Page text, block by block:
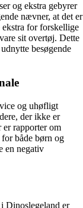
og ekstra gebyrer
nævner, at det er
for forskellige
sit overtøj. Dette
besøgende
og uhøfligt
der ikke er
rapporter om
både børn og
en negativ
Dinoslegeland er